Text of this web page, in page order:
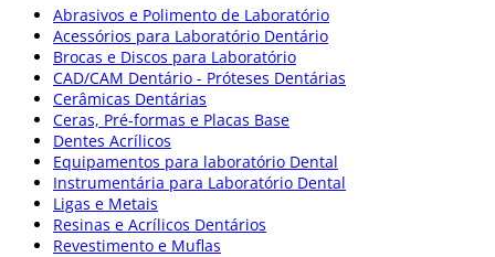
Abrasivos e Polimento de Laboratório
Acessórios para Laboratório Dentário
Brocas e Discos para Laboratório
CAD/CAM Dentário - Próteses Dentárias
Cerâmicas Dentárias
Ceras, Pré-formas e Placas Base
Dentes Acrílicos
Equipamentos para laboratório Dental
Instrumentária para Laboratório Dental
Ligas e Metais
Resinas e Acrílicos Dentários
Revestimento e Muflas